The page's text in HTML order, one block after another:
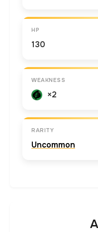
HP
130
WEAKNESS
×2
RARITY
Uncommon